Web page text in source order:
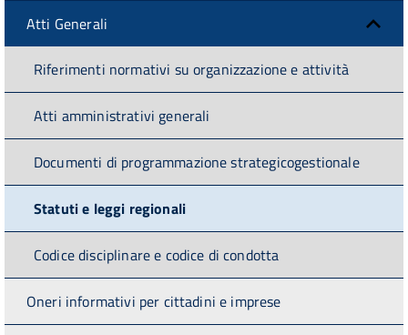
Atti Generali
Riferimenti normativi su organizzazione e attività
Atti amministrativi generali
Documenti di programmazione strategicogestionale
Statuti e leggi regionali
Codice disciplinare e codice di condotta
Oneri informativi per cittadini e imprese